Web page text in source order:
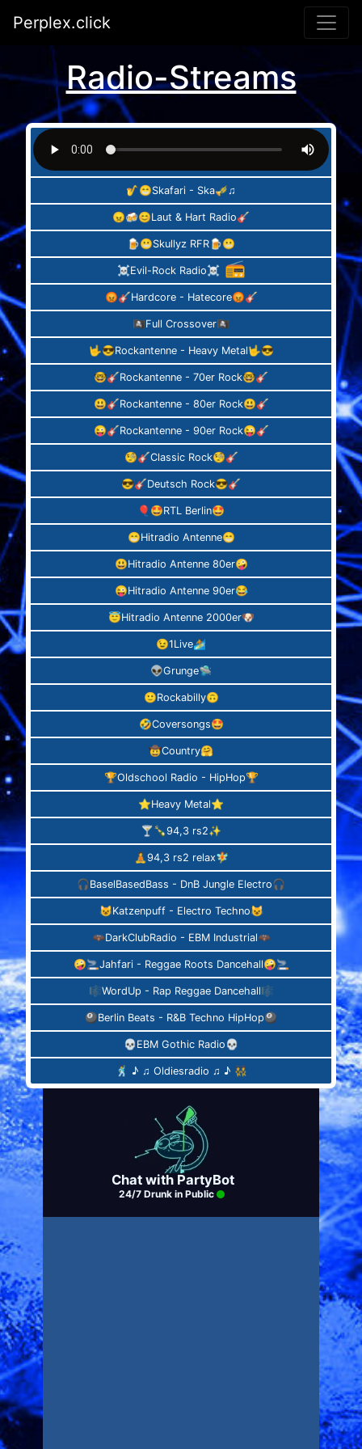
Perplex.click
Radio-Streams
🎷😁Skafari - Ska🎺♫
😠🍻😊Laut & Hart Radio🎸
🍺😬Skullyz RFR🍺😬
☠Evil-Rock Radio☠ 📻
😡🎸Hardcore - Hatecore😡🎸
🏴‍☠️Full Crossover🏴‍☠
🤟😎Rockantenne - Heavy Metal🤟😎
🤓🎸Rockantenne - 70er Rock🤓🎸
😃🎸Rockantenne - 80er Rock😃🎸
😜🎸Rockantenne - 90er Rock😜🎸
🧐🎸Classic Rock🧐🎸
😎🎸Deutsch Rock😎🎸
🎈🤩RTL Berlin🤩
😁Hitradio Antenne😁
😃Hitradio Antenne 80er🤪
😜Hitradio Antenne 90er😂
😇Hitradio Antenne 2000er🐶
😉1Live🏄‍
👽Grunge🛸
🙂Rockabilly🙃
🤣Coversongs🤩
🤠Country🤗
🏆Oldschool Radio - HipHop🏆
⭐️Heavy Metal⭐️
🍸🍾94,3 rs2✨
🧘‍94,3 rs2 relax🧚‍‍
🎧BaselBasedBass - DnB Jungle Electro🎧
😺Katzenpuff - Electro Techno😺
🦇DarkClubRadio - EBM Industrial🦇
🤪🚬Jahfari - Reggae Roots Dancehall🤪🚬
🎼WordUp - Rap Reggae Dancehall🎼
🎱Berlin Beats - R&B Techno HipHop🎱
💀EBM Gothic Radio💀
🕺 ♪ ♫ Oldiesradio ♫ ♪ 👯